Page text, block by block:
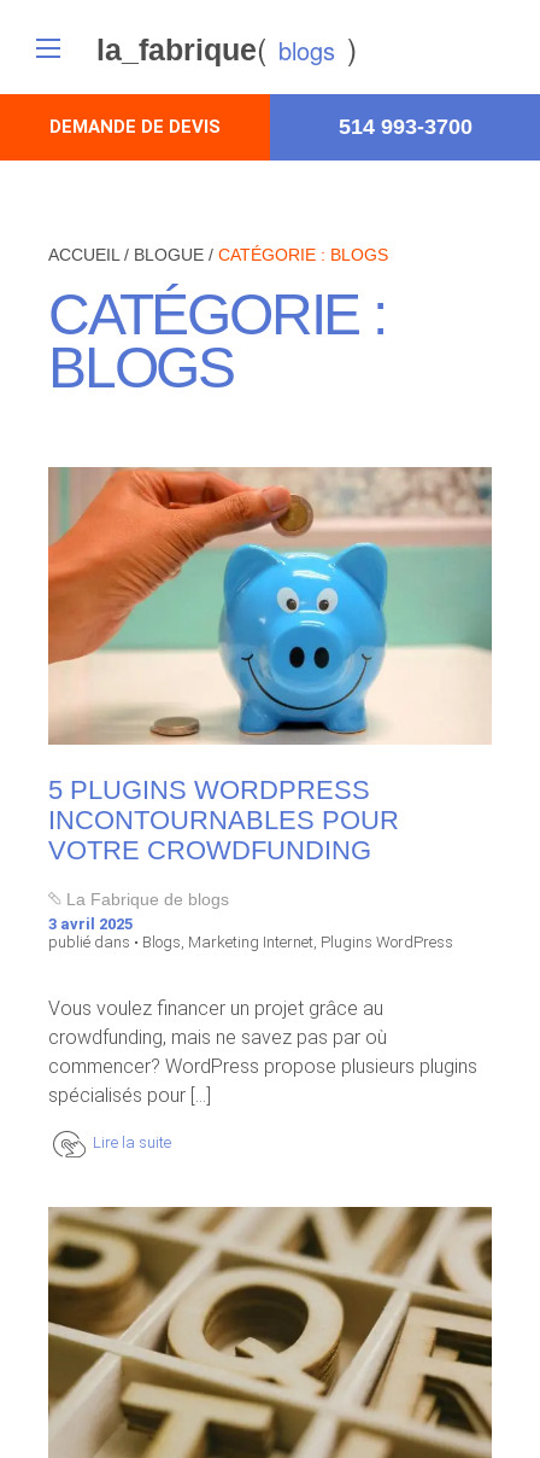
la_fabrique( blogs )
DEMANDE DE DEVIS 514 993-3700
ACCUEIL / BLOGUE / CATÉGORIE : BLOGS
CATÉGORIE :
BLOGS
5 PLUGINS WORDPRESS
INCONTOURNABLES POUR
VOTRE CROWDFUNDING
La Fabrique de blogs
3 avril 2025
publié dans • Blogs, Marketing Internet, Plugins WordPress
Vous voulez financer un projet grâce au
crowdfunding, mais ne savez pas par où
commencer? WordPress propose plusieurs plugins
spécialisés pour [...]
Lire la suite